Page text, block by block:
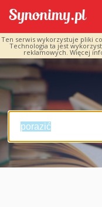
Ten serwis wykorzystuje pliki
Technologia ta jest
reklamowych. Więcej